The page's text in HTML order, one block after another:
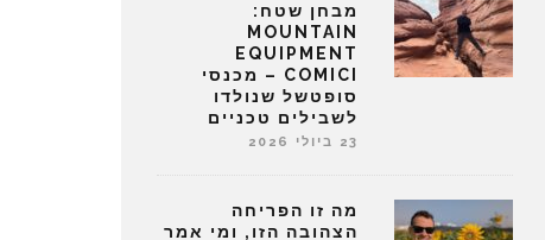
מבחן שטח:
MOUNTAIN
EQUIPMENT
COMICI – מכנסי
סופטשל שנולדו
לשבילים טכניים
23 ביולי 2026
מה זו הפריחה
הצהובה הזו, ומי אמר